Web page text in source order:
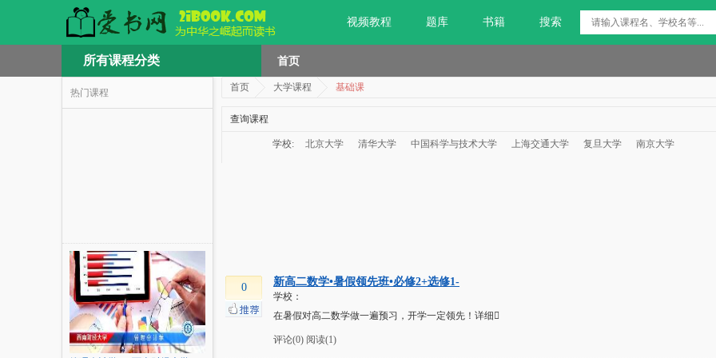
视频教程 题库 书籍 搜索
所有课程分类 首页
热门课程 首页 大学课程 基础课
查询课程
学校: 北京大学 清华大学 中国科学与技术大学 上海交通大学 复旦大学 南京大学
0 新高二数学•暑假领先班•必修2+选修1-
学校：
在暑假对高二数学做一遍预习，开学一定领先！详细
评论(0) 阅读(1)